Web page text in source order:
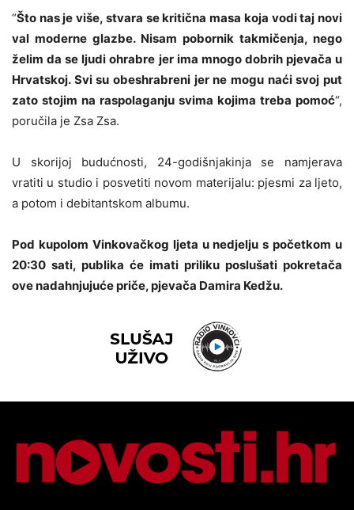
“Što nas je više, stvara se kritična masa koja vodi taj novi
val moderne glazbe. Nisam pobornik takmičenja, nego
želim da se ljudi ohrabre jer ima mnogo dobrih pjevača u
Hrvatskoj. Svi su obeshrabreni jer ne mogu naći svoj put
zato stojim na raspolaganju svima kojima treba pomoć“,
poručila je Zsa Zsa.
U skorijoj budućnosti, 24-godišnjakinja se namjerava
vratiti u studio i posvetiti novom materijalu: pjesmi za ljeto,
a potom i debitantskom albumu.
Pod kupolom Vinkovačkog ljeta u nedjelju s početkom u
20:30 sati, publika će imati priliku poslušati pokretača
ove nadahnjujuće priče, pjevača Damira Kedžu.